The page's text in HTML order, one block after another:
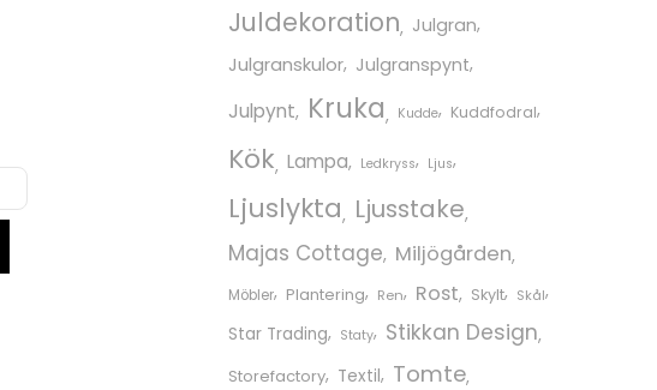
Juldekoration Julgran
Julgranskulor Julgranspynt
Julpynt Kruka Kudde Kuddfodral
Kök Lampa Ledkryss Ljus
Ljuslykta Ljusstake
Majas Cottage Miljögården
Möbler Plantering Ren Rost Skylt Skål
Star Trading Staty Stikkan Design
Storefactory Textil Tomte